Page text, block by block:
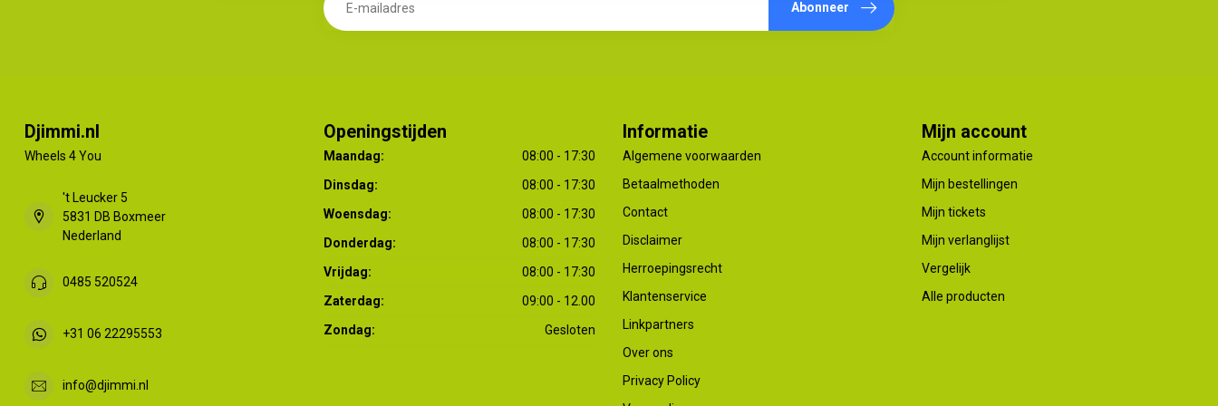
Abonneer
Djimmi.nl
Wheels 4 You
't Leucker 5
5831 DB Boxmeer
Nederland
0485 520524
+31 06 22295553
info@djimmi.nl
Openingstijden
Maandag:
08:00 - 17:30
Dinsdag:
08:00 - 17:30
Woensdag:
08:00 - 17:30
Donderdag:
08:00 - 17:30
Vrijdag:
08:00 - 17:30
Zaterdag:
09:00 - 12.00
Zondag:
Gesloten
Informatie
Algemene voorwaarden
Betaalmethoden
Contact
Disclaimer
Herroepingsrecht
Klantenservice
Linkpartners
Over ons
Privacy Policy
Mijn account
Account informatie
Mijn bestellingen
Mijn tickets
Mijn verlanglijst
Vergelijk
Alle producten